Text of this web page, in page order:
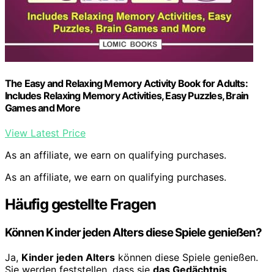
The Easy and Relaxing Memory Activity Book for Adults:
Includes Relaxing Memory Activities, Easy Puzzles, Brain
Games and More
View Latest Price
As an affiliate, we earn on qualifying purchases.
As an affiliate, we earn on qualifying purchases.
Häufig gestellte Fragen
Können Kinder jeden Alters diese Spiele genießen?
Ja, Kinder jeden Alters können diese Spiele genießen.
Sie werden feststellen, dass sie das Gedächtnis